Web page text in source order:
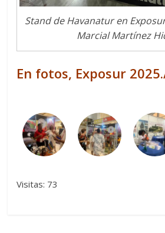
Stand de Havanatur en
Marcial Martínez
En fotos, Exposur
Visitas: 73